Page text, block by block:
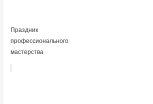
Праздник
профессионального
мастерства